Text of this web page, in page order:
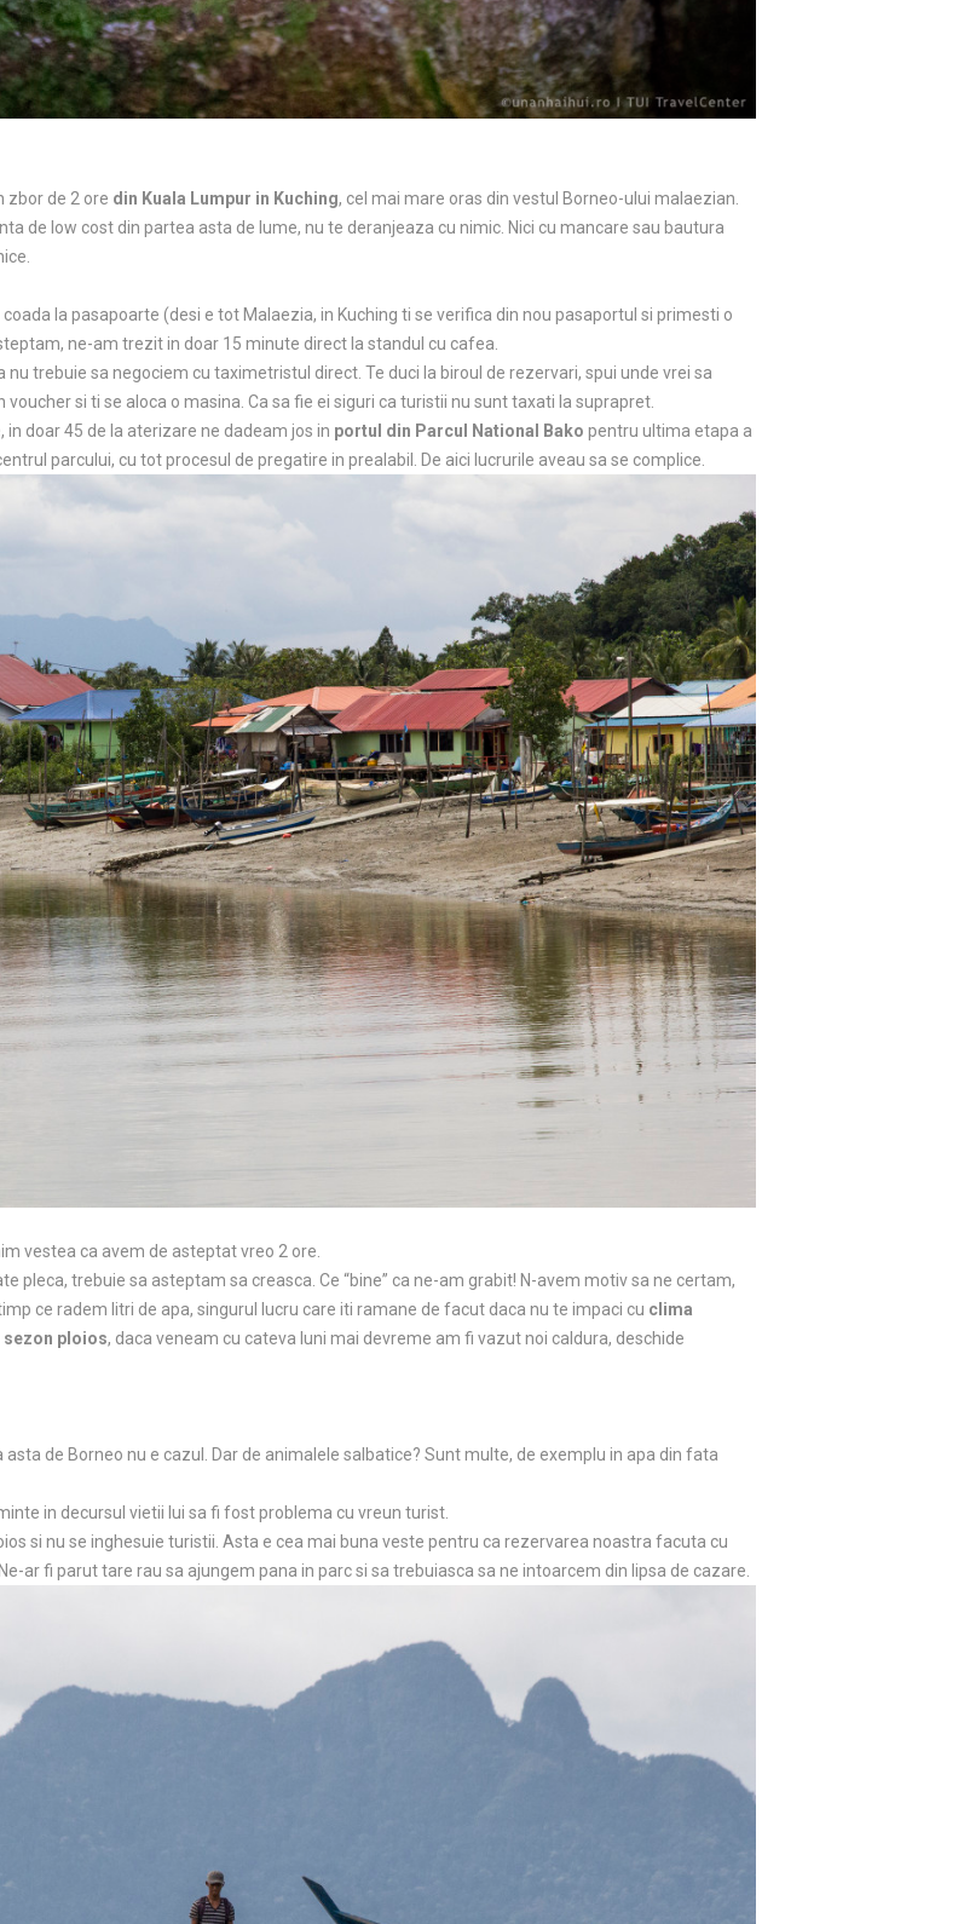
zbor de 2 ore din Kuala Lumpur in Kuching, cel mai mare oras din vestul Borneo-ului malaezian.
de low cost din partea asta de lume, nu te deranjeaza cu nimic. Nici cu mancare sau bautura
la pasapoarte (desi e tot Malaezia, in Kuching ti se verifica din nou pasaportul si primesti o
ne-am trezit in doar 15 minute direct la standul cu cafea.
nu trebuie sa negociem cu taximetristul direct. Te duci la biroul de rezervari, spui unde vrei sa
si ti se aloca o masina. Ca sa fie ei siguri ca turistii nu sunt taxati la suprapret.
doar 45 de la aterizare ne dadeam jos in portul din Parcul National Bako pentru ultima etapa a
parcului, cu tot procesul de pregatire in prealabil. De aici lucrurile aveau sa se complice.
vestea ca avem de asteptat vreo 2 ore.
pleca, trebuie sa asteptam sa creasca. Ce “bine” ca ne-am grabit! N-avem motiv sa ne certam,
ce radem litri de apa, singurul lucru care iti ramane de facut daca nu te impaci cu clima
sezon ploios, daca veneam cu cateva luni mai devreme am fi vazut noi caldura, deschide
asta de Borneo nu e cazul. Dar de animalele salbatice? Sunt multe, de exemplu in apa din fata
in decursul vietii lui sa fi fost problema cu vreun turist.
si nu se inghesuie turistii. Asta e cea mai buna veste pentru ca rezervarea noastra facuta cu
ar fi parut tare rau sa ajungem pana in parc si sa trebuiasca sa ne intoarcem din lipsa de cazare.